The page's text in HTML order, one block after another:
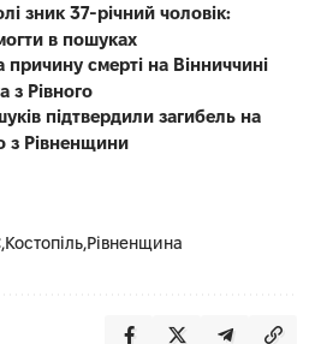
зник 37-річний чоловік:
в пошуках
причину смерті на Вінниччині
з Рівного
підтвердили загибель на
з Рівненщини
Костопіль Рівненщина